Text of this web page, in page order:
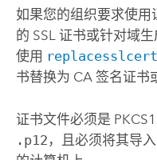
如果您的组织要求使用
的 SSL 证书或针对域
使用
书替换为 CA 签名证书
证书文件必须是
.p12 ，且必须将其导